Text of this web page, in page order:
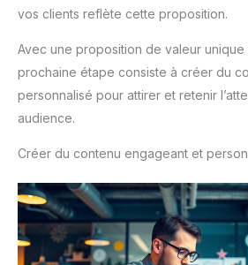
vos clients reflète cette proposition.
Avec une proposition de valeur unique
prochaine étape consiste à créer du
personnalisé pour attirer et retenir
audience.
Créer du contenu engageant et